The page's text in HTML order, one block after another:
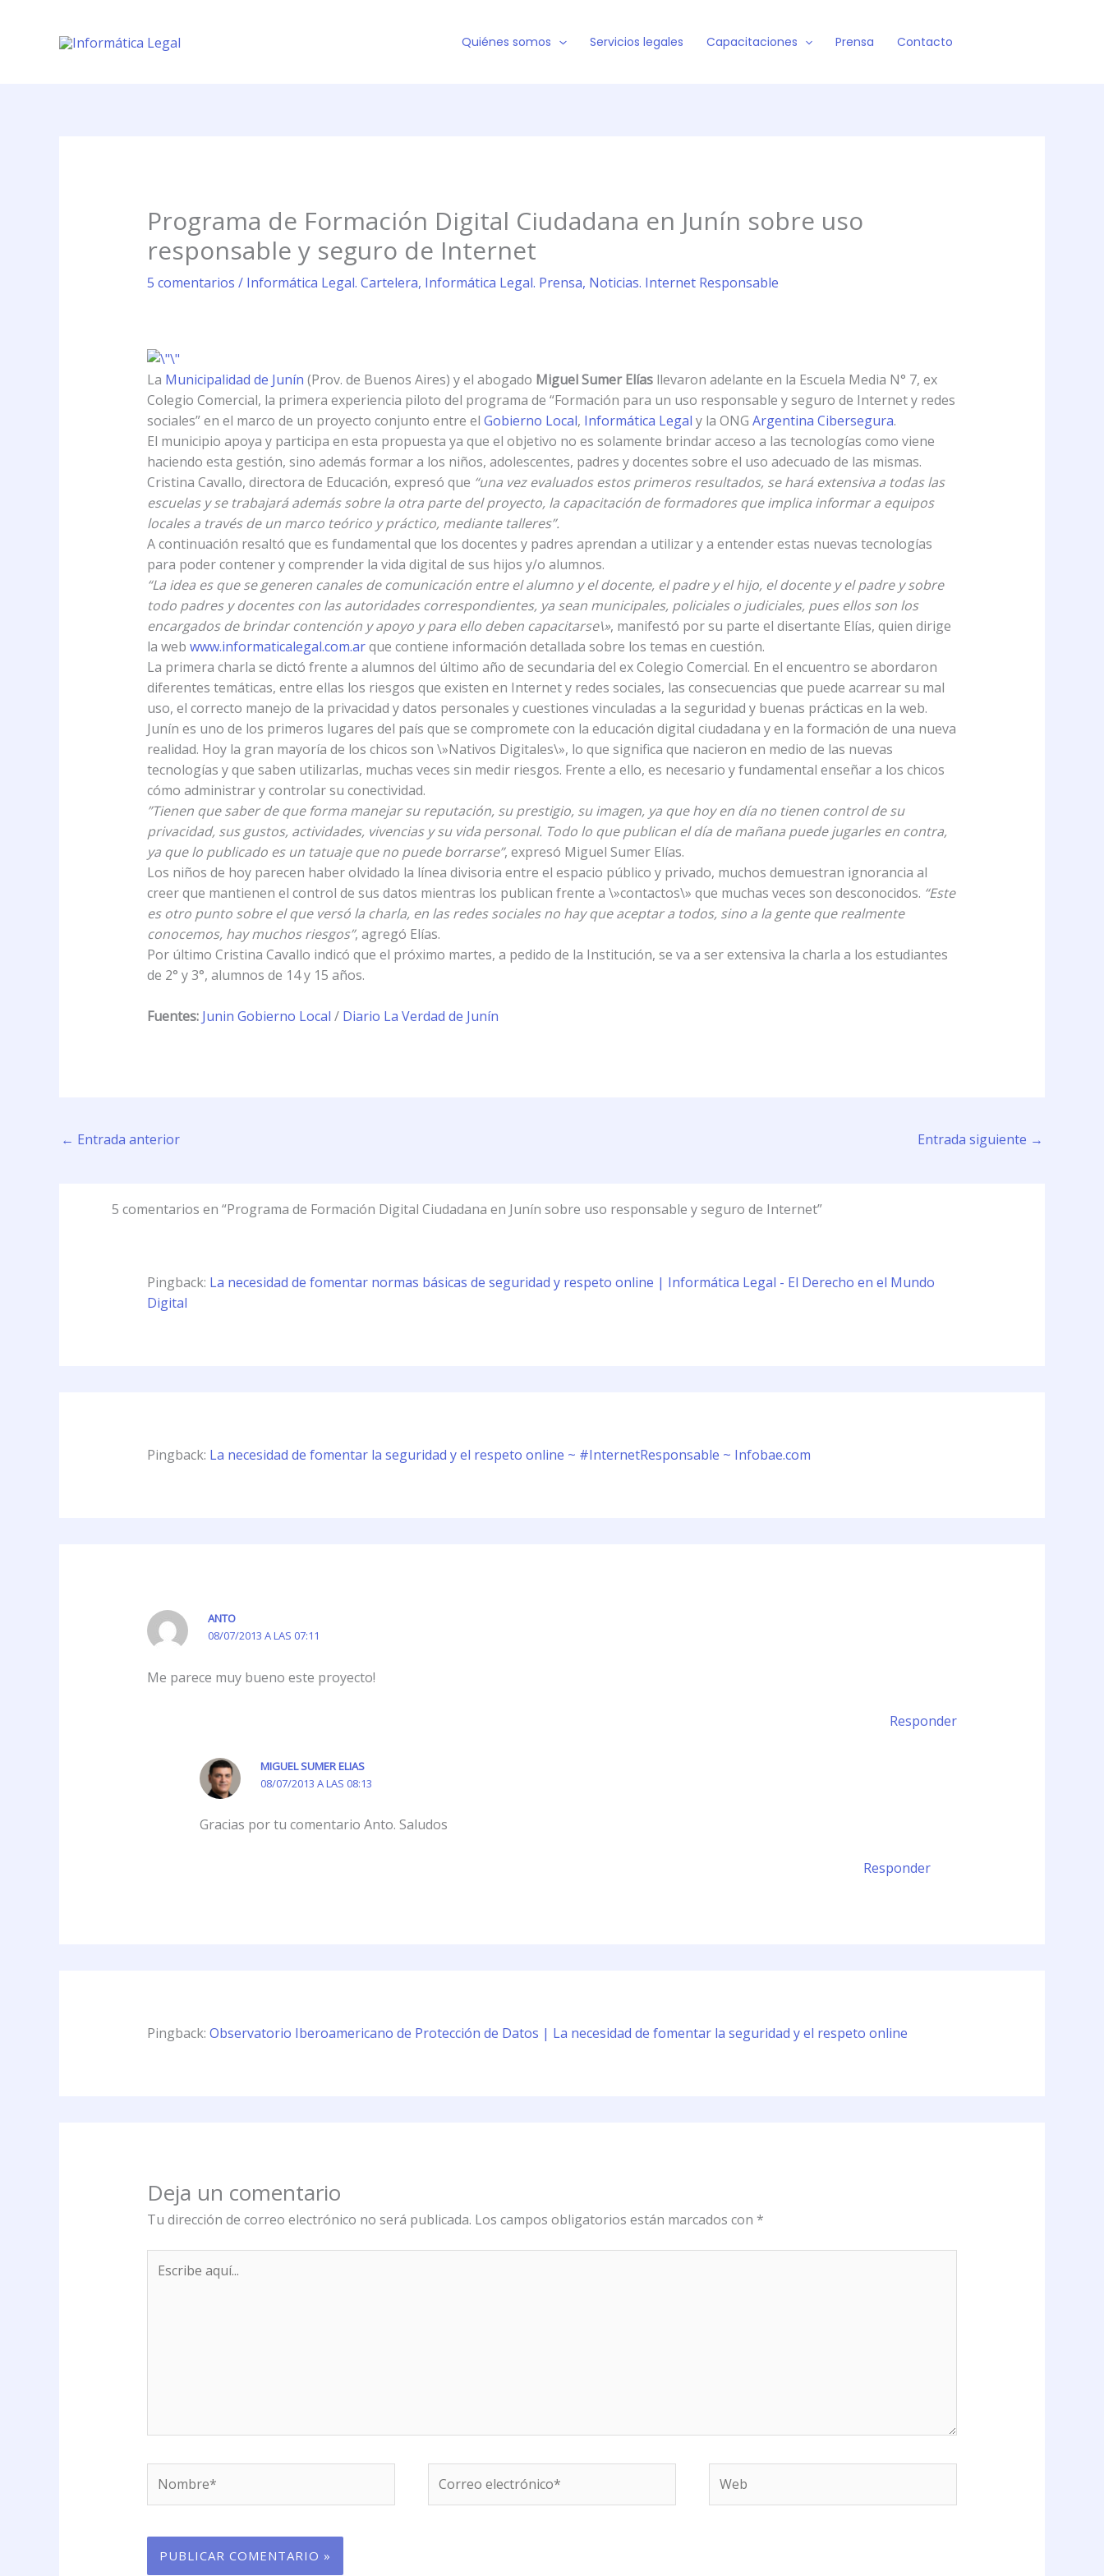
contenido
Quiénes somos Servicios legales Capacitaciones Prensa Contacto
Programa de Formación Digital Ciudadana en Junín sobre uso
responsable y seguro de Internet
5 comentarios / Informática Legal. Cartelera, Informática Legal. Prensa, Noticias. Internet Responsable
La Municipalidad de Junín (Prov. de Buenos Aires) y el abogado Miguel Sumer Elíasllevaron adelante en la Escuela Media N° 7, ex
Colegio Comercial, la primera experiencia piloto del programa de “Formación para un uso responsable y seguro de Internet y redes
sociales” en el marco de un proyecto conjunto entre el Gobierno Local, Informática Legal y la ONG Argentina Cibersegura.
El municipio apoya y participa en esta propuesta ya que el objetivo no es solamente brindar acceso a las tecnologías como viene
haciendo esta gestión, sino además formar a los niños, adolescentes, padres y docentes sobre el uso adecuado de las mismas.
Cristina Cavallo, directora de Educación, expresó que “una vez evaluados estos primeros resultados, se hará extensiva a todas las
escuelas y se trabajará además sobre la otra parte del proyecto, la capacitación de formadores que implica informar a equipos
locales a través de un marco teórico y práctico, mediante talleres”.
A continuación resaltó que es fundamental que los docentes y padres aprendan a utilizar y a entender estas nuevas tecnologías
para poder contener y comprender la vida digital de sus hijos y/o alumnos.
“La idea es que se generen canales de comunicación entre el alumno y el docente, el padre y el hijo, el docente y el padre y sobre
todo padres y docentes con las autoridades correspondientes, ya sean municipales, policiales o judiciales, pues ellos son los
encargados de brindar contención y apoyo y para ello deben capacitarse\», manifestó por su parte el disertante Elías, quien dirige
la web www.informaticalegal.com.arque contiene información detallada sobre los temas en cuestión.
La primera charla se dictó frente a alumnos del último año de secundaria del ex Colegio Comercial. En el encuentro se abordaron
diferentes temáticas, entre ellas los riesgos que existen en Internet y redes sociales, las consecuencias que puede acarrear su mal
uso, el correcto manejo de la privacidad y datos personales y cuestiones vinculadas a la seguridad y buenas prácticas en la web.
Junín es uno de los primeros lugares del país que se compromete con la educación digital ciudadana y en la formación de una nueva
realidad. Hoy la gran mayoría de los chicos son \»Nativos Digitales\», lo que significa que nacieron en medio de las nuevas
tecnologías y que saben utilizarlas, muchas veces sin medir riesgos. Frente a ello, es necesario y fundamental enseñar a los chicos
cómo administrar y controlar su conectividad.
”Tienen que saber de que forma manejar su reputación, su prestigio, su imagen, ya que hoy en día no tienen control de su
privacidad, sus gustos, actividades, vivencias y su vida personal. Todo lo que publican el día de mañana puede jugarles en contra,
ya que lo publicado es un tatuaje que no puede borrarse”, expresó Miguel Sumer Elías.
Los niños de hoy parecen haber olvidado la línea divisoria entre el espacio público y privado, muchos demuestran ignorancia al
creer que mantienen el control de sus datos mientras los publican frente a \»contactos\» que muchas veces son desconocidos. “Este
es otro punto sobre el que versó la charla, en las redes sociales no hay que aceptar a todos, sino a la gente que realmente
conocemos, hay muchos riesgos”, agregó Elías.
Por último Cristina Cavallo indicó que el próximo martes, a pedido de la Institución, se va a ser extensiva la charla a los estudiantes
de 2° y 3°, alumnos de 14 y 15 años.
Fuentes: Junin Gobierno Local / Diario La Verdad de Junín
← Entrada anterior Entrada siguiente →
5 comentarios en “Programa de Formación Digital Ciudadana en Junín sobre uso responsable y seguro de Internet”
Pingback: La necesidad de fomentar normas básicas de seguridad y respeto online | Informática Legal - El Derecho en el Mundo
Digital
Pingback: La necesidad de fomentar la seguridad y el respeto online ~ #InternetResponsable ~ Infobae.com
ANTO
08/07/2013 A LAS 07:11
Me parece muy bueno este proyecto!
Responder
MIGUEL SUMER ELIAS
08/07/2013 A LAS 08:13
Gracias por tu comentario Anto. Saludos
Responder
Pingback: Observatorio Iberoamericano de Protección de Datos | La necesidad de fomentar la seguridad y el respeto online
Deja un comentario
Tu dirección de correo electrónico no será publicada. Los campos obligatorios están marcados con *
aquí...
electrónico*